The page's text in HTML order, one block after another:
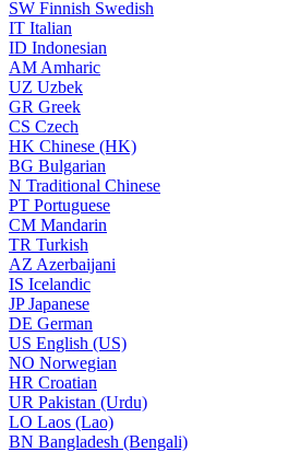
SW Finnish Swedish
IT Italian
ID Indonesian
AM Amharic
UZ Uzbek
GR Greek
CS Czech
HK Chinese (HK)
BG Bulgarian
N Traditional Chinese
PT Portuguese
CM Mandarin
TR Turkish
AZ Azerbaijani
IS Icelandic
JPJapanese
DE German
US English (US)
NO Norwegian
HR Croatian
UR Pakistan (Urdu)
LO Laos (Lao)
BN Bangladesh (Bengali)